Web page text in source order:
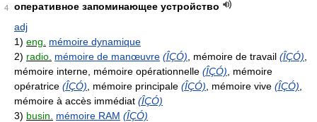
4
оперативное запоминающее устройство
adj
1) eng.
mémoire dynamique
2) radio. mémoire de manœuvre (ÎÇÓ) , mémoire de travail (ÎÇÓ)
mémoire interne, mémoire opérationnelle (ÎÇÓ) , mémoire
opératrice (ÎÇÓ) , mémoire principale (ÎÇÓ) , mémoire vive (ÎÇÓ)
mémoire à accès immédiat (ÎÇÓ)
3) busin. mémoire RAM (ÎÇÓ)